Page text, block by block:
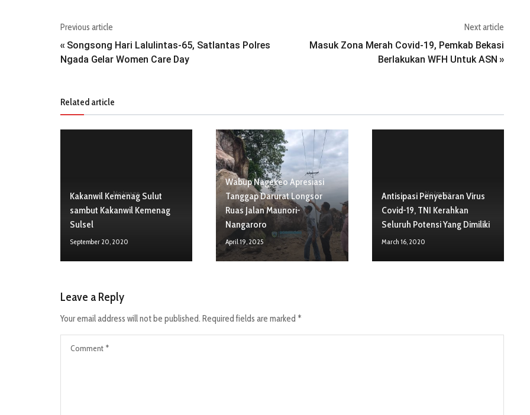
Previous article
« Songsong Hari Lalulintas-65, Satlantas Polres
Ngada Gelar Women Care Day
Next article
Masuk Zona Merah Covid-19, Pemkab Bekasi
Berlakukan WFH Untuk ASN »
Related article
No Image
Kakanwil Kemenag Sulut
sambut Kakanwil Kemenag
Sulsel
September 20, 2020
Wabup Nagekeo Apresiasi
Tanggap Darurat Longsor
Ruas Jalan Maunori-
Nangaroro
April 19, 2025
No Image
Antisipasi Penyebaran Virus
Covid-19, TNI Kerahkan
Seluruh Potensi Yang Dimiliki
March 16, 2020
Leave a Reply
Your email address will not be published. Required fields are marked *